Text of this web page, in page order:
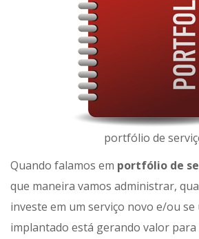
portfólio de
Quando falamos em portfólio de
que maneira vamos administrar,
investe em um serviço novo e/ou se
implantado está gerando valor para